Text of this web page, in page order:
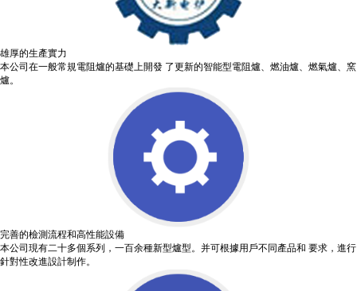
雄厚的生產實力
本公司在一般常規電阻爐的基礎上開發 了更新的智能型電阻爐、燃油爐、燃氣爐、窯
爐。
完善的檢測流程和高性能設備
本公司現有二十多個系列，一百余種新型爐型。并可根據用戶不同產品和 要求，進行
針對性改進設計制作。